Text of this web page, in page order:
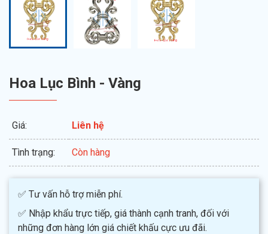
Hoa Lục Bình - Vàng
Giá: Liên hệ
Tình trạng: Còn hàng
✅ Tư vấn hỗ trợ miễn phí.
✅ Nhập khẩu trực tiếp, giá thành cạnh tranh, đối với
những đơn hàng lớn giá chiết khấu cực ưu đãi.